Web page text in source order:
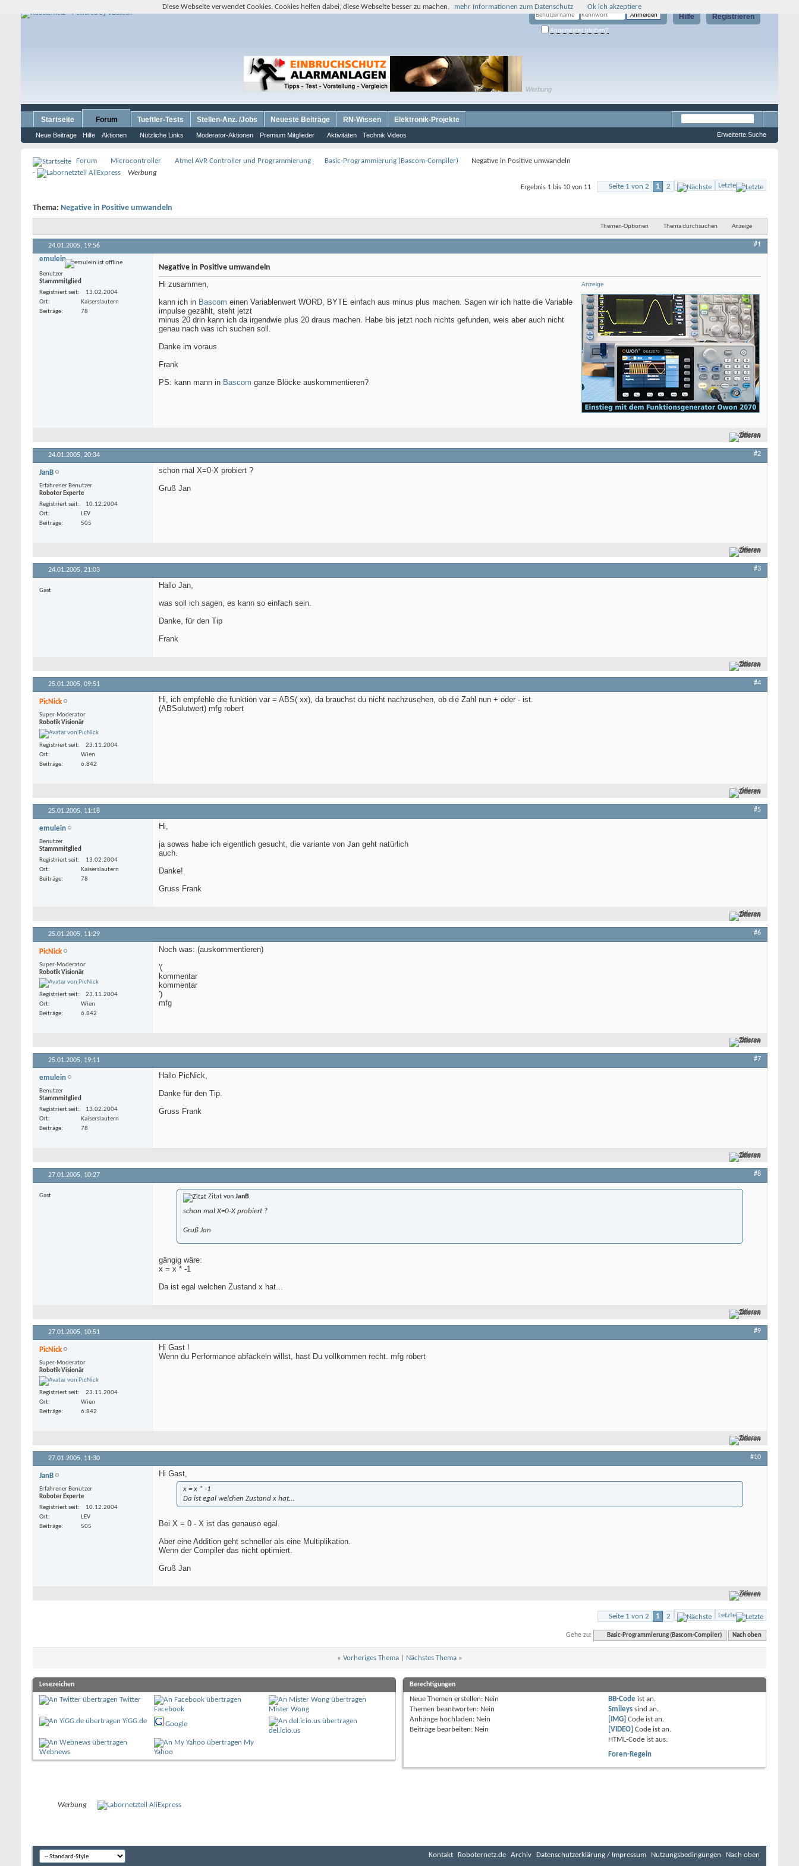
Registrieren
Hilfe
Angemeldet bleiben?
Werbung
Startseite Forum
Neue Beiträge Hilfe Aktionen Nützliche Links Moderator-Aktionen Premium Mitglieder Aktivitäten Technik Videos
Tueftler-Tests Stellen-Anz. /Jobs Neueste Beiträge RN-Wissen Elektronik-Projekte
Erweiterte Suche
Forum Microcontroller Atmel AVR Controller und Programmierung Basic-Programmierung (Bascom-Compiler)
Negative in Positive umwandeln
-
Werbung
Seite 1 von 2
1 2 Letzte
Ergebnis 1 bis 10 von 11
Thema: Negative in Positive umwandeln
Themen-Optionen Thema durchsuchen Anzeige
24.01.2005, 19:56 #1
emulein
Benutzer
Stammmitglied
Registriert seit
13.02.2004
Ort
Kaiserslautern
Beiträge
78
Negative in Positive umwandeln
Anzeige
Hi zusammen,
kann ich in Bascom einen Variablenwert WORD, BYTE einfach aus minus plus machen. Sagen wir ich hatte die Variable
impulse gezählt, steht jetzt
minus 20 drin kann ich da irgendwie plus 20 draus machen. Habe bis jetzt noch nichts gefunden, weis aber auch nicht
genau nach was ich suchen soll.
Danke im voraus
Frank
PS: kann mann in Bascom ganze Blöcke auskommentieren?
Zitieren
24.01.2005, 20:34 #2
JanB
Erfahrener Benutzer
Roboter Experte
Registriert seit
10.12.2004
Ort
LEV
Beiträge
505
schon mal X=0-X probiert ?
Gruß Jan
Zitieren
24.01.2005, 21:03 #3
Gast
Hallo Jan,
was soll ich sagen, es kann so einfach sein.
Danke, für den Tip
Frank
Zitieren
25.01.2005, 09:51 #4
PicNick
Super-Moderator
Robotik Visionär
Registriert seit
23.11.2004
Ort
Wien
Beiträge
6.842
Hi, ich empfehle die funktion var = ABS( xx), da brauchst du nicht nachzusehen, ob die Zahl nun + oder - ist.
(ABSolutwert) mfg robert
Zitieren
25.01.2005, 11:18 #5
emulein
Benutzer
Stammmitglied
Registriert seit
13.02.2004
Ort
Kaiserslautern
Beiträge
78
Hi,
ja sowas habe ich eigentlich gesucht, die variante von Jan geht natürlich
auch.
Danke!
Gruss Frank
Zitieren
25.01.2005, 11:29 #6
PicNick
Super-Moderator
Robotik Visionär
Registriert seit
23.11.2004
Ort
Wien
Beiträge
6.842
Noch was: (auskommentieren)
'(
kommentar
kommentar
')
mfg
Zitieren
25.01.2005, 19:11 #7
emulein
Benutzer
Stammmitglied
Registriert seit
13.02.2004
Ort
Kaiserslautern
Beiträge
78
Hallo PicNick,
Danke für den Tip.
Gruss Frank
Zitieren
27.01.2005, 10:27 #8
Gast Zitat von JanB
schon mal X=0-X probiert ?
Gruß Jan
gängig wäre:
x = x * -1
Da ist egal welchen Zustand x hat...
Zitieren
27.01.2005, 10:51 #9
PicNick
Super-Moderator
Robotik Visionär
Registriert seit
23.11.2004
Ort
Wien
Beiträge
6.842
Hi Gast !
Wenn du Performance abfackeln willst, hast Du vollkommen recht. mfg robert
Zitieren
27.01.2005, 11:30 #10
JanB
Erfahrener Benutzer
Roboter Experte
Registriert seit
10.12.2004
Ort
LEV
Beiträge
505
Hi Gast,
x = x * -1
Da ist egal welchen Zustand x hat...
Bei X = 0 - X ist das genauso egal.
Aber eine Addition geht schneller als eine Multiplikation.
Wenn der Compiler das nicht optimiert.
Gruß Jan
Zitieren
Seite 1 von 2 1 2 Letzte
Gehe zu: Basic-Programmierung (Bascom-Compiler) Nach oben
« Vorheriges Thema| Nächstes Thema »
Lesezeichen
Twitter
Facebook
Mister Wong
YiGG.de
Google
del.icio.us
Webnews
My
Yahoo
Berechtigungen
Neue Themen erstellen: Nein
Themen beantworten: Nein
Anhänge hochladen: Nein
Beiträge bearbeiten: Nein
BB-Code istan.
Smileys sindan.
[IMG] Code istan.
[VIDEO] Code istan.
HTML-Code istaus.
Foren-Regeln
Werbung
Kontakt Roboternetz.de Archiv Datenschutzerklärung / Impressum Nutzungsbedingungen Nach oben
Diese Webseite verwendet Cookies. Cookies helfen dabei, diese Webseite besser zu machen. mehr Informationen zum Datenschutz Ok ich akzeptiere